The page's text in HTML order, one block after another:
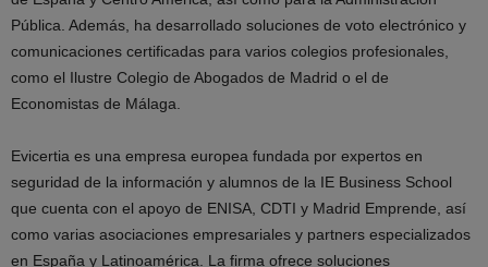
Pública. Además, ha desarrollado soluciones de voto electrónico y
comunicaciones certificadas para varios colegios profesionales,
como el Ilustre Colegio de Abogados de Madrid o el de
Economistas de Málaga.
Evicertia es una empresa europea fundada por expertos en
seguridad de la información y alumnos de la IE Business School
que cuenta con el apoyo de ENISA, CDTI y Madrid Emprende, así
como varias asociaciones empresariales y partners especializados
en España y Latinoamérica. La firma ofrece soluciones